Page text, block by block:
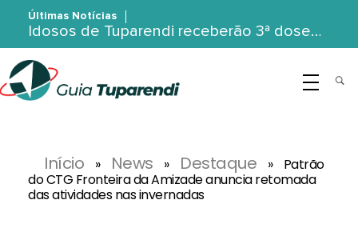
Últimas Notícias
Idosos de Tuparendi receberão 3ª dose…
Início » News » Destaque »
Patrão
do CTG Fronteira da Amizade anuncia retomada
das atividades nas invernadas